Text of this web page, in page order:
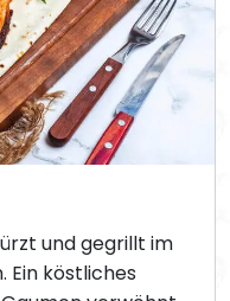
und gegrillt im
köstliches